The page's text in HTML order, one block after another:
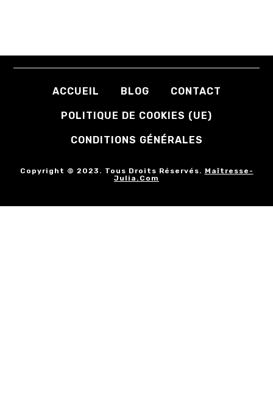
ACCUEIL BLOG CONTACT
POLITIQUE DE COOKIES (UE)
CONDITIONS GÉNÉRALES
Copyright © 2023. Tous Droits Réservés. Maîtresse-
Julia.com